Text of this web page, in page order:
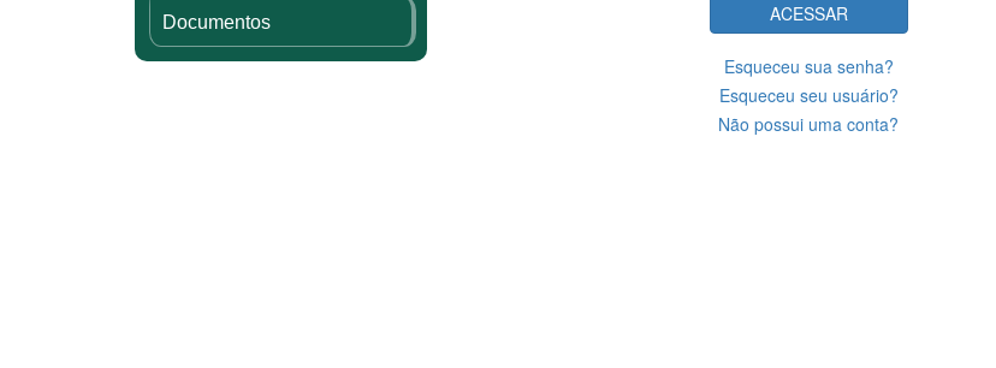
Documentos ACESSAR
Esqueceu sua senha?
Esqueceu seu usuário?
Não possui uma conta?